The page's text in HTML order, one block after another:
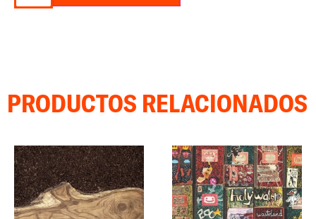
PRODUCTOS RELACIONADOS